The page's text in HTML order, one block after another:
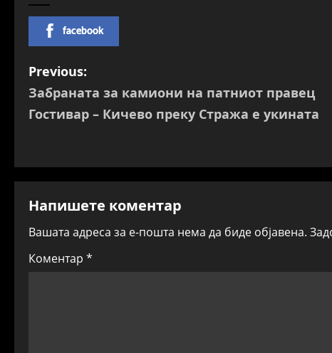
facebook
P
o
t
n
a
v
Previous:
Забраната за камиони на патниот правец
Гостивар – Кичево преку Стража е укината
Напишете коментар
Вашата адреса за е-пошта нема да биде објавена.
Коментар *